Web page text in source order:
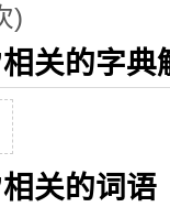
)
关的字典
关的词语